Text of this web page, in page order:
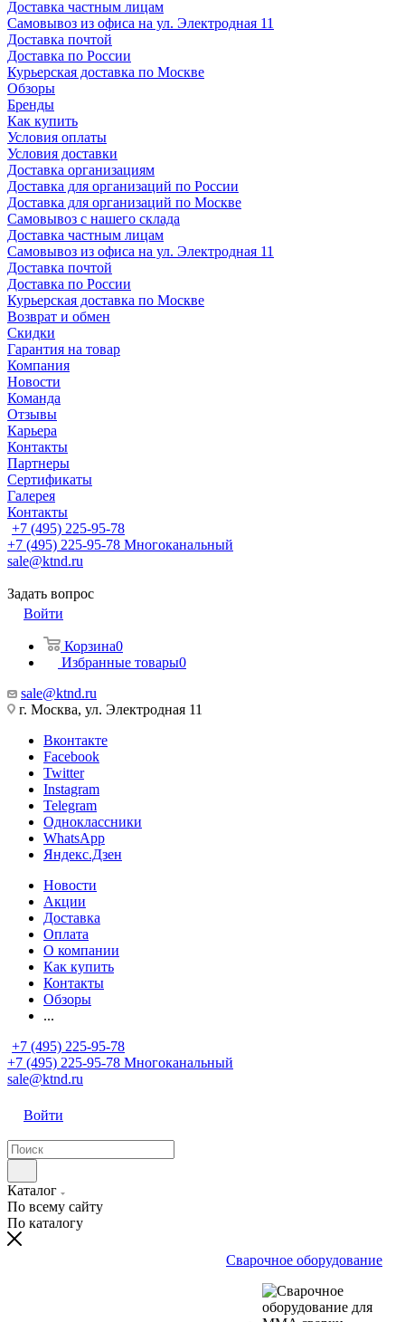
Доставка частным лицам
Самовывоз из офиса на ул. Электродная 11
Доставка почтой
Доставка по России
Курьерская доставка по Москве
Обзоры
Бренды
Как купить
Условия оплаты
Условия доставки
Доставка организациям
Доставка для организаций по России
Доставка для организаций по Москве
Самовывоз с нашего склада
Доставка частным лицам
Самовывоз из офиса на ул. Электродная 11
Доставка почтой
Доставка по России
Курьерская доставка по Москве
Возврат и обмен
Скидки
Гарантия на товар
Компания
Новости
Команда
Отзывы
Карьера
Контакты
Партнеры
Сертификаты
Галерея
Контакты
+7 (495) 225-95-78
+7 (495) 225-95-78 Многоканальный
sale@ktnd.ru
Задать вопрос
Войти
Корзина0
Избранные товары0
sale@ktnd.ru
г. Москва, ул. Электродная 11
Вконтакте
Facebook
Twitter
Instagram
Telegram
Одноклассники
WhatsApp
Яндекс.Дзен
Новости
Акции
Доставка
Оплата
О компании
Как купить
Контакты
Обзоры
...
+7 (495) 225-95-78
+7 (495) 225-95-78 Многоканальный
sale@ktnd.ru
Войти
Каталог
По всему сайту
По каталогу
Сварочное оборудование